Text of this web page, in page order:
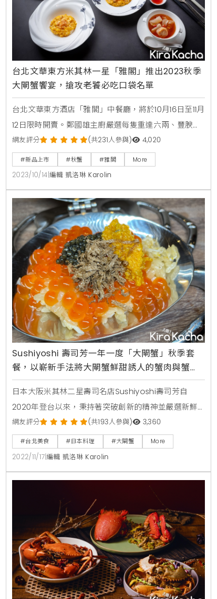
台北文華東方米其林一星「雅閣」推出2023秋季
大閘蟹饗宴，搶攻老饕必吃口袋名單
台北文華東方酒店「雅閣」中餐廳，將於10月16日至11月
12日限時開賣。鄭國雄主廚嚴選每隻重達六兩、豐腴肥
美的台灣在地養殖優質大閘蟹，精心設計了以大閘蟹蟹
肉與蟹黃入饌的套餐，包括灌湯蟹粉小籠包、鮮蟹粉燴
脆皮釀花膠等多道甘腴豐美的佳餚，每一口都能品嘗到
大閘蟹蟹肉的甘甜細緻、蟹黃的香濃馥郁，感受秋日最
鮮美的滋味。鄭國雄主廚嚴選每隻重達六兩、豐腴肥美
的台灣在地養殖優質大閘蟹，特別設計「雅閣」大閘蟹
套餐，
網友評分 (共231人參與) 4,020
#新品上市 #秋蟹 #雅閣 More
2023/10/14 編輯 凱洛琳 Karolin
Sushiyoshi 壽司芳一年一度「大閘蟹」秋季套
餐，以嶄新手法將大閘蟹鮮甜誘人的蟹肉與蟹
膏， 化為一道道獨樹一格的珍饈佳餚
日本大阪米其林二星壽司名店Sushiyoshi壽司芳自
2020年登台以來，秉持著突破創新的精神並嚴選新鮮
食材不斷顛覆饕客們的味蕾，並針對時令推出全台首見
的季節限定頂級大閘蟹Omakase套餐，不斷以嶄新手
法將大閘蟹鮮甜誘人的蟹肉與蟹膏，化為一道道獨樹一
格的珍饈佳餚。今年SushiyoshiTaipei更首摘米其林一
星的榮耀，延續此股勢不可當的美譽入秋，正是大閘蟹
最肥美之際，Sushiyoshi壽司
網友評分 (共193人參與) 3,360
#台北美食 #日本料理 #大閘蟹 More
2022/11/17 編輯 凱洛琳 Karolin